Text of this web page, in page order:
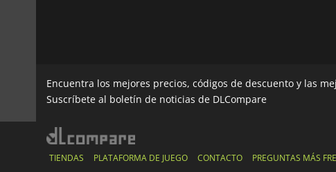
Encuentra los mejores precios, códigos de descuento y las
Suscríbete al boletín de noticias de DLCompare
TIENDAS PLATAFORMA DE JUEGO CONTACTO PREGUNTAS MÁS